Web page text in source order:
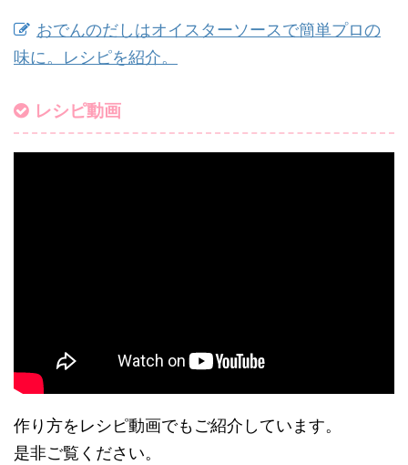
おでんのだしはオイスターソースで簡単プロの
味に。レシピを紹介。
レシピ動画
作り方をレシピ動画でもご紹介しています。
是非ご覧ください。